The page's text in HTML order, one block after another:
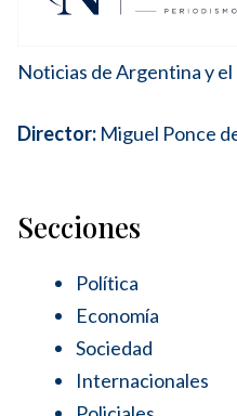
Noticias de Argentina y el
Director: Miguel Ponce
Secciones
Política
Economía
Sociedad
Internacionales